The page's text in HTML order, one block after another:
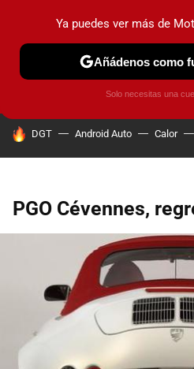
PRUEBAS COCHES
HOY SE HABLA DE
DGT Android Auto Calor
PGO Cévennes,
Ya puedes ver más de
Añádenos como
Solo necesitas una